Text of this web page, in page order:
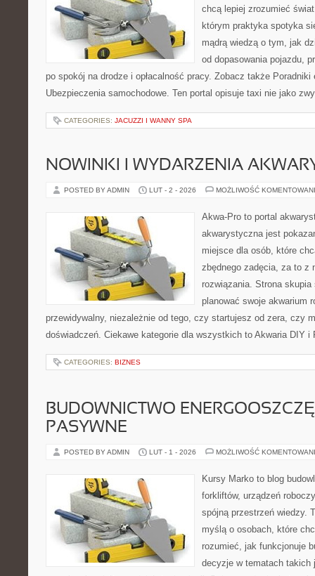
chcą lepiej zrozumieć
którym praktyka spotyka
mądrą wiedzą o tym, jak
od dopasowania pojazdu,
po spokój na drodze i opłacalność pracy. Zobacz także
Ubezpieczenia samochodowe. Ten portal opisuje taxi nie jako
CATEGORIES: JACUZZI I WANNY SPA
NOWINKI I WYDARZENIA
POSTED BY ADMIN LUT - 2 - 2026 MOŻLIWOŚĆ
Akwa-Pro to portal
akwarystyczna jest
miejsce dla osób, które
zbędnego zadęcia, za to z
rozwiązania. Strona
planować swoje akwarium
przewidywalny, niezależnie od tego, czy startujesz od zera, czy
doświadczeń. Ciekawe kategorie dla wszystkich to Akwaria DIY
CATEGORIES: BIZNES
BUDOWNICTWO
PASYWNE
POSTED BY ADMIN LUT - 1 - 2026 MOŻLIWOŚĆ
Kursy Marko to blog
forkliftów, urządzeń
spójną przestrzeń wiedzy.
myślą o osobach, które
rozumieć, jak funkcjonuje
decyzje w tematach